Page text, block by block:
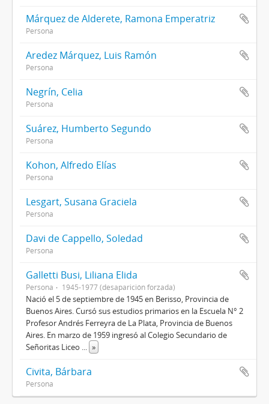
Márquez de Alderete, Ramona Emperatriz
Persona
Aredez Márquez, Luis Ramón
Persona
Negrín, Celia
Persona
Suárez, Humberto Segundo
Persona
Kohon, Alfredo Elías
Persona
Lesgart, Susana Graciela
Persona
Davi de Cappello, Soledad
Persona
Galletti Busi, Liliana Elida
Persona 1945-1977 (desaparición forzada)
Nació el 5 de septiembre de 1945 en Berisso, Provincia de
Buenos Aires. Cursó sus estudios primarios en la Escuela N° 2
Profesor Andrés Ferreyra de La Plata, Provincia de Buenos
Aires. En marzo de 1959 ingresó al Colegio Secundario de
Señoritas Liceo ... »
Civita, Bárbara
Persona